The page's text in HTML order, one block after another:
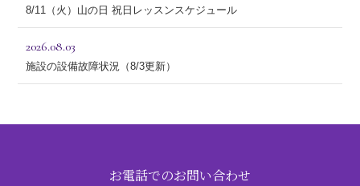
8/11（火）山の日 祝日レッスンスケジュール
2026.08.03
施設の設備故障状況（8/3更新）
お電話でのお問い合わせ